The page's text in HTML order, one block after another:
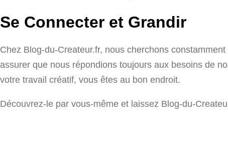
Se Connecter et Grandir
Chez Blog-du-Createur.fr, nous cherchons
assurer que nous répondions toujours aux besoins de
votre travail créatif, vous êtes au bon endroit.
Découvrez-le par vous-même et laissez Blog-du-